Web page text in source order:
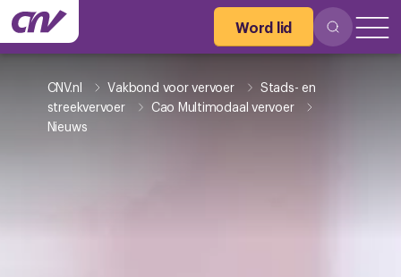
Word lid
CNV.nl Vakbond voor vervoer
Stads- en
streekvervoer
Cao Multimodaal vervoer
Nieuws